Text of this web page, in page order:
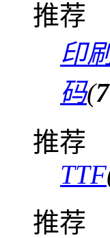
推荐
印
码(
推荐
TTF
推荐